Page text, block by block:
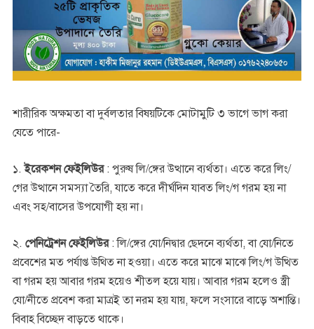
শারীরিক অক্ষমতা বা দুর্বলতার বিষয়টিকে মোটামুটি ৩ ভাগে ভাগ করা
যেতে পারে-
১.ইরেকশন ফেইলিউর: পুরুষ লি/ঙ্গের উত্থানে ব্যর্থতা। এতে করে লিং/
গের উত্থানে সমস্যা তৈরি, যাতে করে দীর্ঘদিন যাবত লিং/গ গরম হয় না
এবং সহ/বাসের উপযোগী হয় না।
২. পেনিট্রেশন ফেইলিউর: লি/ঙ্গের যো/নিদ্বার ছেদনে ব্যর্থতা, বা যো/নিতে
প্রবেশের মত পর্যাপ্ত উথিত না হওয়া। এতে করে মাঝে মাঝে লিং/গ উত্থিত
বা গরম হয় আবার গরম হয়েও শীতল হয়ে যায়। আবার গরম হলেও স্ত্রী
যো/নীতে প্রবেশ করা মাত্রই তা নরম হয় যায়, ফলে সংসারে বাড়ে অশান্তি।
বিবাহ বিচ্ছেদ বাড়তে থাকে।